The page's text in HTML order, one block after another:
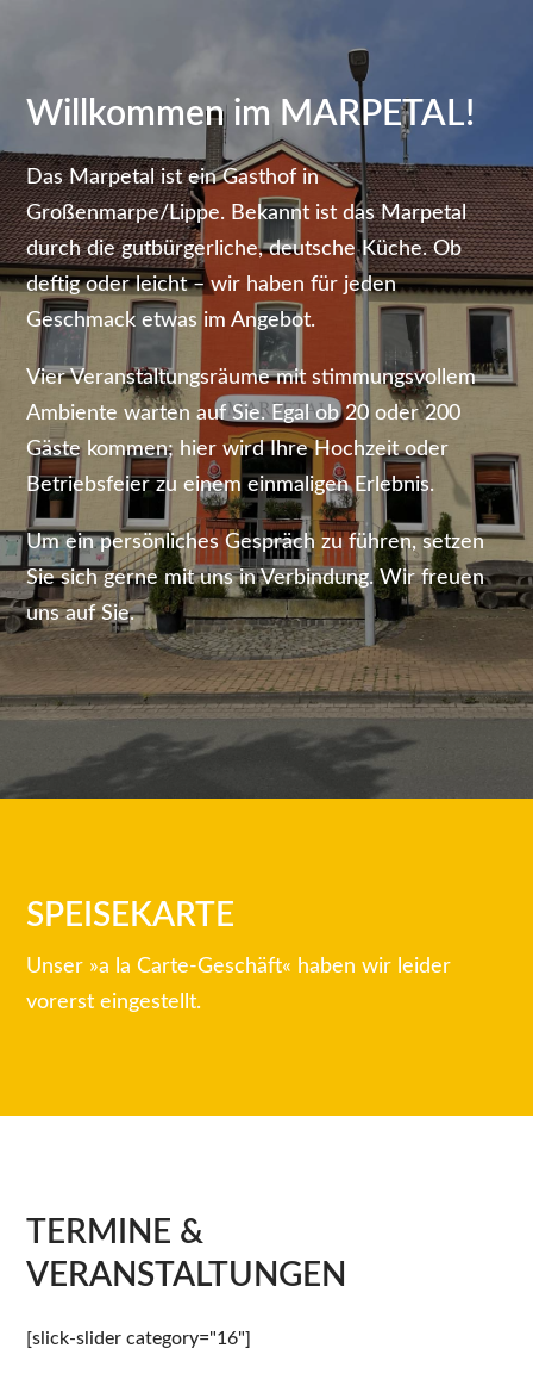
Willkommen im MARPETAL!
Das Marpetal ist ein Gasthof in
Großenmarpe/Lippe. Bekannt ist das Marpetal
durch die gutbürgerliche, deutsche Küche. Ob
deftig oder leicht – wir haben für jeden
Geschmack etwas im Angebot.
Vier Veranstaltungsräume mit stimmungsvollem
Ambiente warten auf Sie. Egal ob 20 oder 200
Gäste kommen; hier wird Ihre Hochzeit oder
Betriebsfeier zu einem einmaligen Erlebnis.
Um ein persönliches Gespräch zu führen, setzen
Sie sich gerne mit uns in Verbindung. Wir freuen
uns auf Sie.
SPEISEKARTE
Unser »a la Carte-Geschäft« haben wir leider
vorerst eingestellt.
TERMINE &
VERANSTALTUNGEN
[slick-slider category="16"]